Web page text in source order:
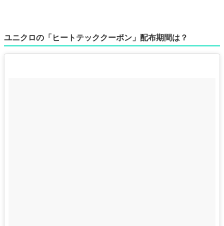
ユニクロの「ヒートテッククーポン」配布期間は？